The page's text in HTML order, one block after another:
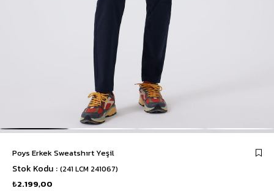
Poys Erkek Sweatshırt Yeşil
Stok Kodu (241 LCM 241067)
₺2.199,00